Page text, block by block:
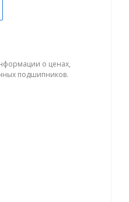
о ценах,
подшипников.